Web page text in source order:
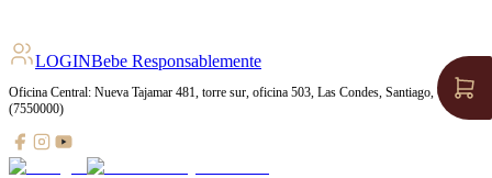
LOGINBebe Responsablemente
Oficina Central: Nueva Tajamar 481, torre sur, oficina 503, Las Condes, Santiago, Chile
(7550000)